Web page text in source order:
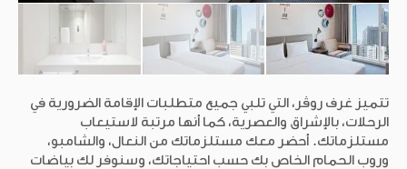
خدمة رائعة وتجربة ذات قيمة مضافة لإقامتك.
أولئك الذين يلعبون معًا – ابقوا معًا
للاستمتاع… فرّغ طاقتك في لعبة تنس الطاولة، أو مارس
التمارين الرياضية في صالة الألعاب الرياضية، أو استشعر
الهدوء بتناول كأس من كل ما ترغب فيه، بالإضافة إلى بعض
تتميز غرف روڤر، التي تلبي جميع متطلبات الإقامة الضرورية في
الرحلات، بالإشراق والعصرية، كما أنها مرتبة لاستيعاب
مستلزماتك. أحضر معك مستلزماتك من النعال، والشامبو،
وروب الحمام الخاص بك حسب احتياجاتك، وسنوفر لك بياضات